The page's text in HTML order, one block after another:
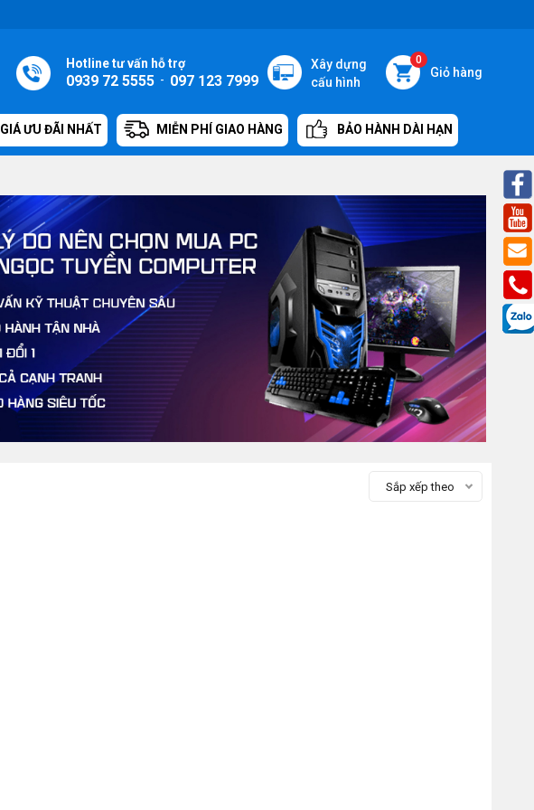
0
Giỏ hàng
Xây dựng
cấu hình
Hotline tư vấn hỗ trợ
0939 72 5555 - 097 123 7999
GIÁ ƯU ĐÃI NHẤT MIỄN PHÍ GIAO HÀNG BẢO HÀNH DÀI HẠN
Sắp xếp theo